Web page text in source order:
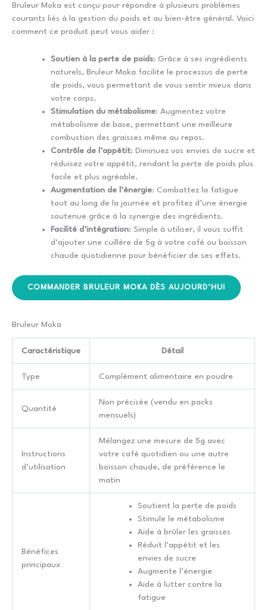
Bruleur Moka est conçu pour répondre à plusieurs problèmes
courants liés à la gestion du poids et au bien-être général. Voici
comment ce produit peut vous aider :
Soutien à la perte de poids: Grâce à ses ingrédients
naturels, Bruleur Moka facilite le processus de perte
de poids, vous permettant de vous sentir mieux dans
votre corps.
Stimulation du métabolisme: Augmentez votre
métabolisme de base, permettant une meilleure
combustion des graisses même au repos.
Contrôle de l’appétit: Diminuez vos envies de sucre et
réduisez votre appétit, rendant la perte de poids plus
facile et plus agréable.
Augmentation de l’énergie: Combattez la fatigue
tout au long de la journée et profitez d’une énergie
soutenue grâce à la synergie des ingrédients.
Facilité d’intégration: Simple à utiliser, il vous suffit
d’ajouter une cuillère de 5g à votre café ou boisson
chaude quotidienne pour bénéficier de ses effets.
COMMANDER BRULEUR MOKA DÈS AUJOURD’HUI
Bruleur Moka
Caractéristique Détail
Type Complément alimentaire en poudre
Quantité
Non précisée (vendu en packs
mensuels)
Instructions
d’utilisation
Mélangez une mesure de 5g avec
votre café quotidien ou une autre
boisson chaude, de préférence le
matin
Bénéfices
principaux
Soutient la perte de poids
Stimule le métabolisme
Aide à brûler les graisses
Réduit l’appétit et les
envies de sucre
Augmente l’énergie
Aide à lutter contre la
fatigue